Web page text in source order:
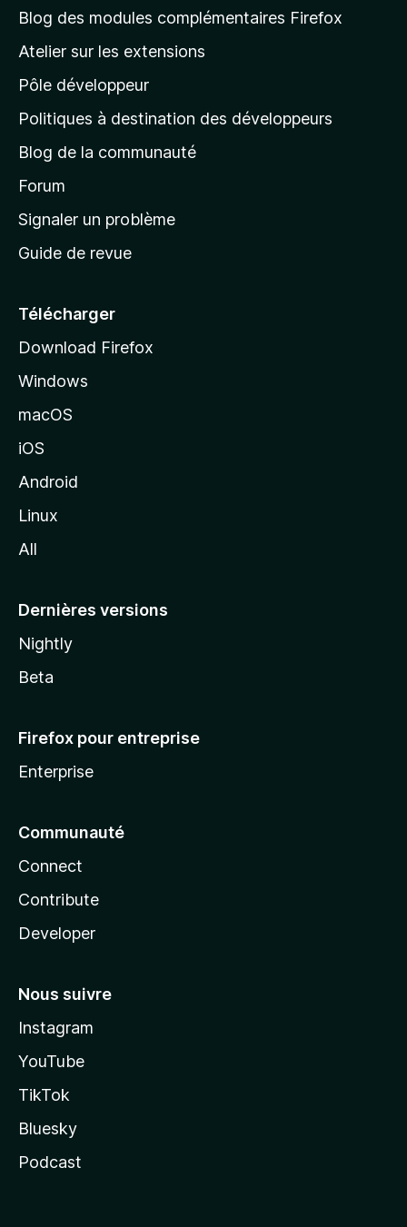
l
p
a
g
d
a
c
e
l
d
o
z
l
Blog des modules complémentaires Firefox
Atelier sur les extensions
Pôle développeur
Politiques à destination des développeurs
Blog de la communauté
Forum
Signaler un problème
Guide de revue
Télécharger
Download Firefox
Windows
macOS
iOS
Android
Linux
All
Dernières versions
Nightly
Beta
Firefox pour entreprise
Enterprise
Communauté
Connect
Contribute
Developer
Nous suivre
Instagram
YouTube
TikTok
Bluesky
Podcast